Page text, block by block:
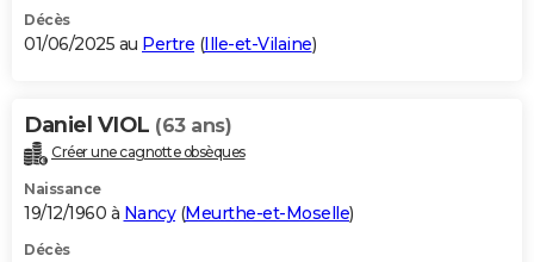
Décès
01/06/2025 au Pertre (Ille-et-Vilaine)
Daniel VIOL (63 ans)
Créer une cagnotte obsèques
Naissance
19/12/1960 à Nancy(Meurthe-et-Moselle)
Décès